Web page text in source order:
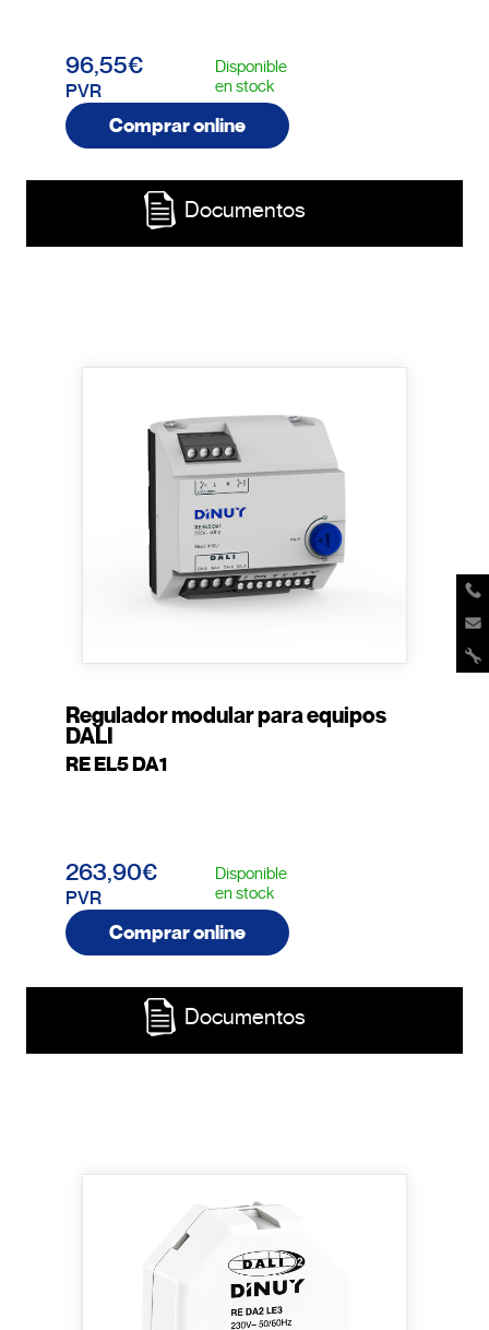
96,55€
PVR
Disponible
en stock
Comprar online
Documentos
Regulador modular para equipos
DALI
RE EL5 DA1
263,90€
PVR
Disponible
en stock
Comprar online
Documentos